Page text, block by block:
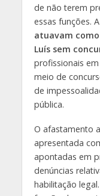
de não terem
essas funções. A
atuavam
Luís sem
profissionais
meio de
de
pública.
O afastamento
apresentada
apontadas em
denúncias
habilitação